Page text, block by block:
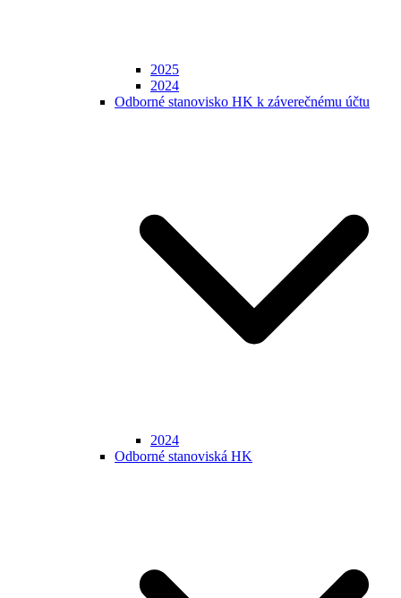
2025
2024
Odborné stanovisko HK k záverečnému účtu
2024
Odborné stanoviská HK